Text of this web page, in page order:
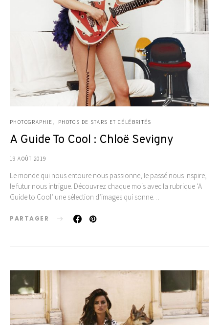
PHOTOGRAPHIE PHOTOS DE STARS ET CÉLÉBRITÉS
A Guide To Cool : Chloë Sevigny
19 AOÛT 2019
Le monde qui nous entoure nous passionne, le passé nous inspire,
le futur nous intrigue. Découvrez chaque mois avec la rubrique ‘A
Guide to Cool‘ une sélection d’images qui sonne…
PARTAGER